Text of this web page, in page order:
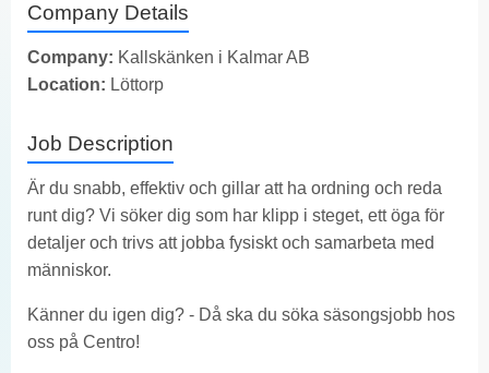
Company Details
Company: Kallskänken i Kalmar AB
Location: Löttorp
Job Description
Är du snabb, effektiv och gillar att ha ordning och reda
runt dig? Vi söker dig som har klipp i steget, ett öga för
detaljer och trivs att jobba fysiskt och samarbeta med
människor.
Känner du igen dig? - Då ska du söka säsongsjobb hos
oss på Centro!